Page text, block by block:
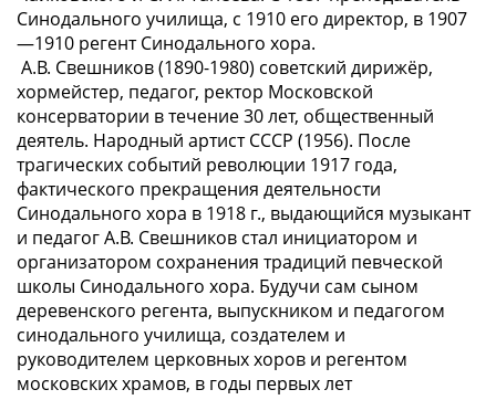
Синодального училища, с 1910 его директор, в 1907
—1910 регент Синодального хора.
А.В. Свешников (1890-1980) советский дирижёр,
хормейстер, педагог, ректор Московской
консерватории в течение 30 лет, общественный
деятель. Народный артист СССР (1956). После
трагических событий революции 1917 года,
фактического прекращения деятельности
Синодального хора в 1918 г., выдающийся музыкант
и педагог А.В. Свешников стал инициатором и
организатором сохранения традиций певческой
школы Синодального хора. Будучи сам сыном
деревенского регента, выпускником и педагогом
синодального училища, создателем и
руководителем церковных хоров и регентом
московских храмов, в годы первых лет